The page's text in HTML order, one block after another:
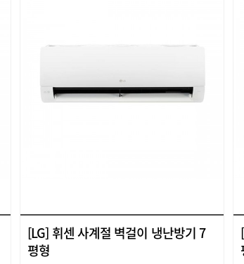
[LG] 휘센 사계절 벽걸이 냉난방기 7
평형